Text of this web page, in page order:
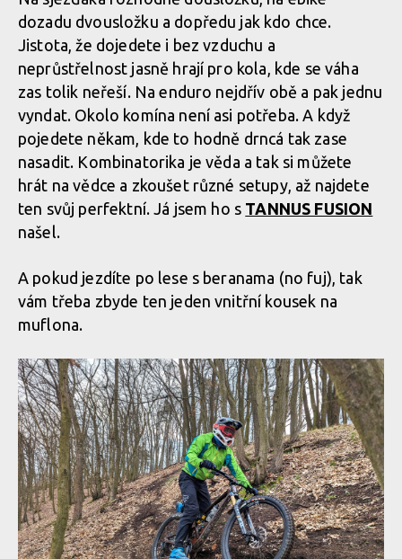
dt IMG 32
dt IMG 32
dt IMG 32
dt IMG 32
dt IMG 32
dozadu dvousložku a dopředu jak kdo chce.
Jistota, že dojedete i bez vzduchu a
neprůstřelnost jasně hrají pro kola, kde se váha
zas tolik neřeší. Na enduro nejdřív obě a pak jednu
vyndat. Okolo komína není asi potřeba. A když
pojedete někam, kde to hodně drncá tak zase
nasadit. Kombinatorika je věda a tak si můžete
hrát na vědce a zkoušet různé setupy, až najdete
ten svůj perfektní. Já jsem ho s TANNUS FUSION
našel.
A pokud jezdíte po lese s beranama (no fuj), tak
vám třeba zbyde ten jeden vnitřní kousek na
muflona.